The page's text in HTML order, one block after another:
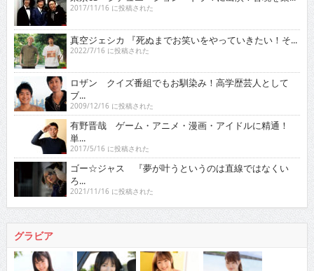
2017/11/16 に投稿された
真空ジェシカ 『死ぬまでお笑いをやっていきたい！そ...
2022/7/16 に投稿された
ロザン クイズ番組でもお馴染み！高学歴芸人として
ブ...
2009/12/16 に投稿された
有野晋哉 ゲーム・アニメ・漫画・アイドルに精通！
単...
2017/5/16 に投稿された
ゴー☆ジャス 『夢が叶うというのは直線ではなくい
ろ...
2021/11/16 に投稿された
グラビア